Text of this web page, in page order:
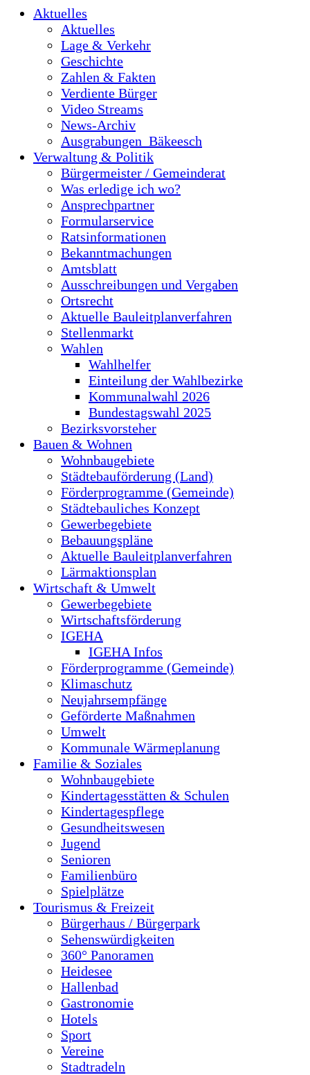
Aktuelles
Aktuelles
Lage & Verkehr
Geschichte
Zahlen & Fakten
Verdiente Bürger
Video Streams
News-Archiv
Ausgrabungen_Bäkeesch
Verwaltung & Politik
Bürgermeister / Gemeinderat
Was erledige ich wo?
Ansprechpartner
Formularservice
Ratsinformationen
Bekanntmachungen
Amtsblatt
Ausschreibungen und Vergaben
Ortsrecht
Aktuelle Bauleitplanverfahren
Stellenmarkt
Wahlen
Wahlhelfer
Einteilung der Wahlbezirke
Kommunalwahl 2026
Bundestagswahl 2025
Bezirksvorsteher
Bauen & Wohnen
Wohnbaugebiete
Städtebauförderung (Land)
Förderprogramme (Gemeinde)
Städtebauliches Konzept
Gewerbegebiete
Bebauungspläne
Aktuelle Bauleitplanverfahren
Lärmaktionsplan
Wirtschaft & Umwelt
Gewerbegebiete
Wirtschaftsförderung
IGEHA
IGEHA Infos
Förderprogramme (Gemeinde)
Klimaschutz
Neujahrsempfänge
Geförderte Maßnahmen
Umwelt
Kommunale Wärmeplanung
Familie & Soziales
Wohnbaugebiete
Kindertagesstätten & Schulen
Kindertagespflege
Gesundheitswesen
Jugend
Senioren
Familienbüro
Spielplätze
Tourismus & Freizeit
Bürgerhaus / Bürgerpark
Sehenswürdigkeiten
360° Panoramen
Heidesee
Hallenbad
Gastronomie
Hotels
Sport
Vereine
Stadtradeln